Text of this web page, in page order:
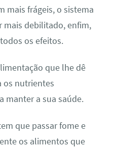
mais frágeis, o sistema
mais debilitado, enfim,
os efeitos.
que lhe dê
os nutrientes
manter a sua saúde.
que passar fome e
os alimentos que